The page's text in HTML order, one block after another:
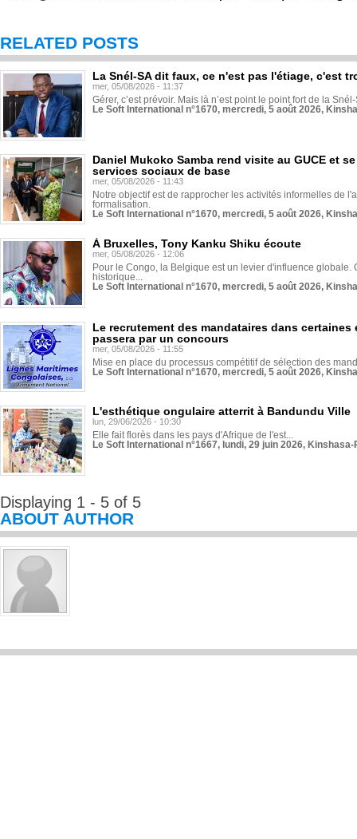
RELATED POSTS
La Snél-SA dit faux, ce n'est pas l'étiage, c'est
mer, 05/08/2026 - 11:37
Gérer, c’est prévoir. Mais là n’est point le point fort de la
Le Soft International n°1670, mercredi, 5 août 2026,
Daniel Mukoko Samba rend visite au GUCE et
services sociaux de base
mer, 05/08/2026 - 11:43
Notre objectif est de rapprocher les activités informelles de
formalisation.
Le Soft International n°1670, mercredi, 5 août 2026,
À Bruxelles, Tony Kanku Shiku écoute
mer, 05/08/2026 - 12:06
Pour le Congo, la Belgique est un levier d'influence globale.
historique...
Le Soft International n°1670, mercredi, 5 août 2026,
Le recrutement des mandataires dans
passera par un concours
mer, 05/08/2026 - 11:55
Mise en place du processus compétitif de sélection des
Le Soft International n°1670, mercredi, 5 août 2026,
L'esthétique ongulaire atterrit à Bandundu Ville
lun, 29/06/2026 - 10:30
Elle fait florès dans les pays d'Afrique de l'est...
Le Soft International n°1667, lundi, 29 juin 2026,
Displaying 1 - 5 of 5
ABOUT AUTHOR